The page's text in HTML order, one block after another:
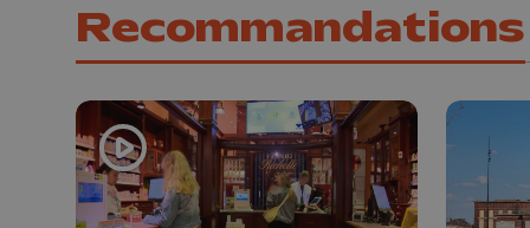
Recommandations